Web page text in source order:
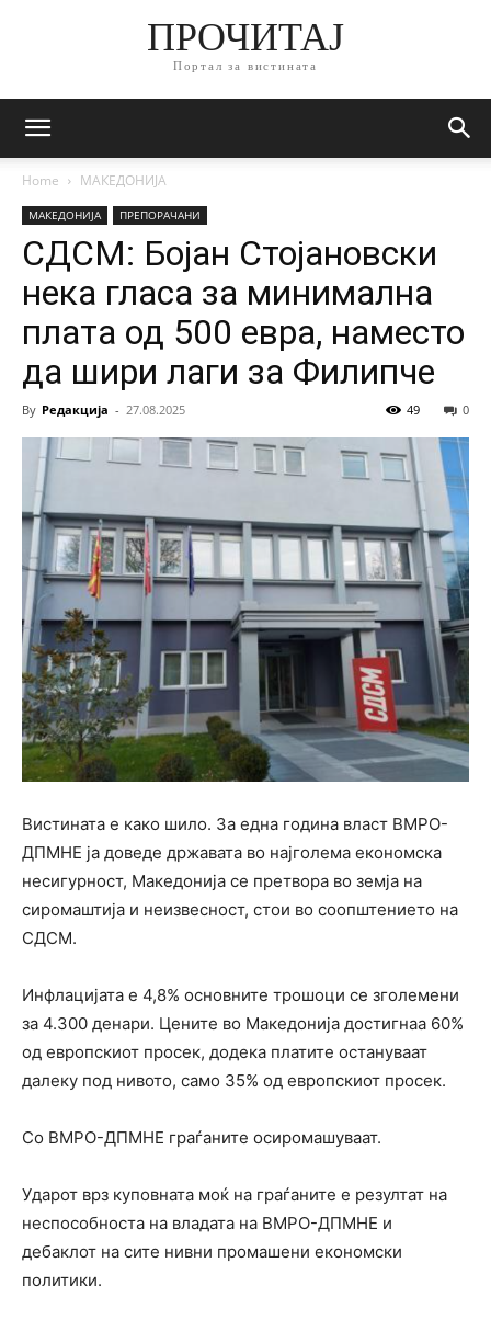
ПРОЧИТАЈ
Портал за вистината
Home МАКЕДОНИЈА
МАКЕДОНИЈА ПРЕПОРАЧАНИ
СДСМ: Бојан Стојановски
нека гласа за минимална
плата од 500 евра, наместо
да шири лаги за Филипче
By Редакција - 27.08.2025 0
49
Вистината е како шило. За една година власт ВМРО-
ДПМНЕ ја доведе државата во најголема економска
несигурност, Македонија се претвора во земја на
сиромаштија и неизвесност, стои во соопштението на
СДСМ.
Инфлацијата е 4,8% основните трошоци се зголемени
за 4.300 денари. Цените во Македонија достигнаа 60%
од европскиот просек, додека платите остануваат
далеку под нивото, само 35% од европскиот просек.
Со ВМРО-ДПМНЕ граѓаните осиромашуваат.
Ударот врз куповната моќ на граѓаните е резултат на
неспособноста на владата на ВМРО-ДПМНЕ и
дебаклот на сите нивни промашени економски
политики.